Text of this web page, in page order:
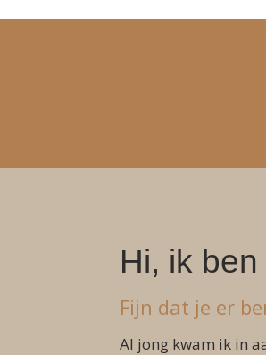
Hi, ik
Fijn dat je er
Al jong kwam ik in